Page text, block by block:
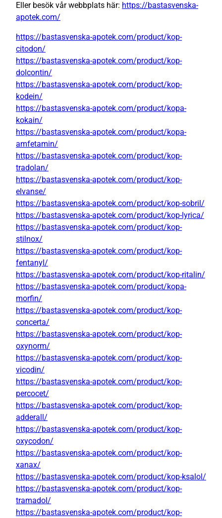
Eller besök vår webbplats här: https://bastasvenska-
apotek.com/
https://bastasvenska-apotek.com/product/kop-
citodon/
https://bastasvenska-apotek.com/product/kop-
dolcontin/
https://bastasvenska-apotek.com/product/kop-
kodein/
https://bastasvenska-apotek.com/product/kopa-
kokain/
https://bastasvenska-apotek.com/product/kopa-
amfetamin/
https://bastasvenska-apotek.com/product/kop-
tradolan/
https://bastasvenska-apotek.com/product/kop-
elvanse/
https://bastasvenska-apotek.com/product/kop-sobril/
https://bastasvenska-apotek.com/product/kop-lyrica/
https://bastasvenska-apotek.com/product/kop-
stilnox/
https://bastasvenska-apotek.com/product/kop-
fentanyl/
https://bastasvenska-apotek.com/product/kop-ritalin/
https://bastasvenska-apotek.com/product/kopa-
morfin/
https://bastasvenska-apotek.com/product/kop-
concerta/
https://bastasvenska-apotek.com/product/kop-
oxynorm/
https://bastasvenska-apotek.com/product/kop-
vicodin/
https://bastasvenska-apotek.com/product/kop-
percocet/
https://bastasvenska-apotek.com/product/kop-
adderall/
https://bastasvenska-apotek.com/product/kop-
oxycodon/
https://bastasvenska-apotek.com/product/kop-
xanax/
https://bastasvenska-apotek.com/product/kop-ksalol/
https://bastasvenska-apotek.com/product/kop-
tramadol/
https://bastasvenska-apotek.com/product/kop-